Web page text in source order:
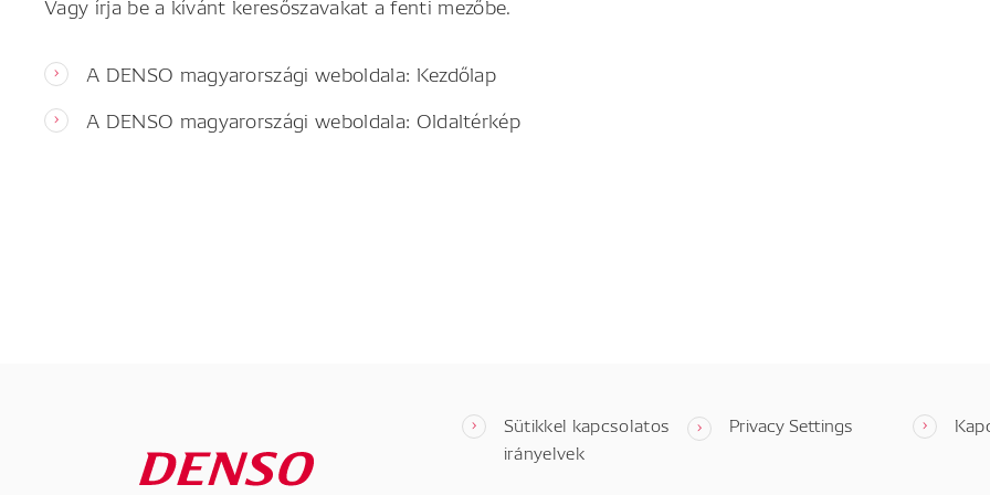
A DENSO magyarországi weboldala: Kezdőlap
A DENSO magyarországi weboldala: Oldaltérkép
Sütikkel kapcsolatos
irányelvek
Privacy Settings